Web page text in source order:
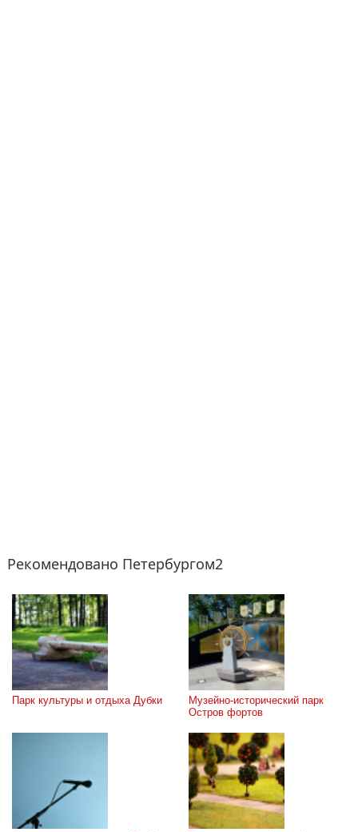
Рекомендовано Петербургом2
Парк культуры и отдыха Дубки
Музейно-исторический парк
Остров фортов